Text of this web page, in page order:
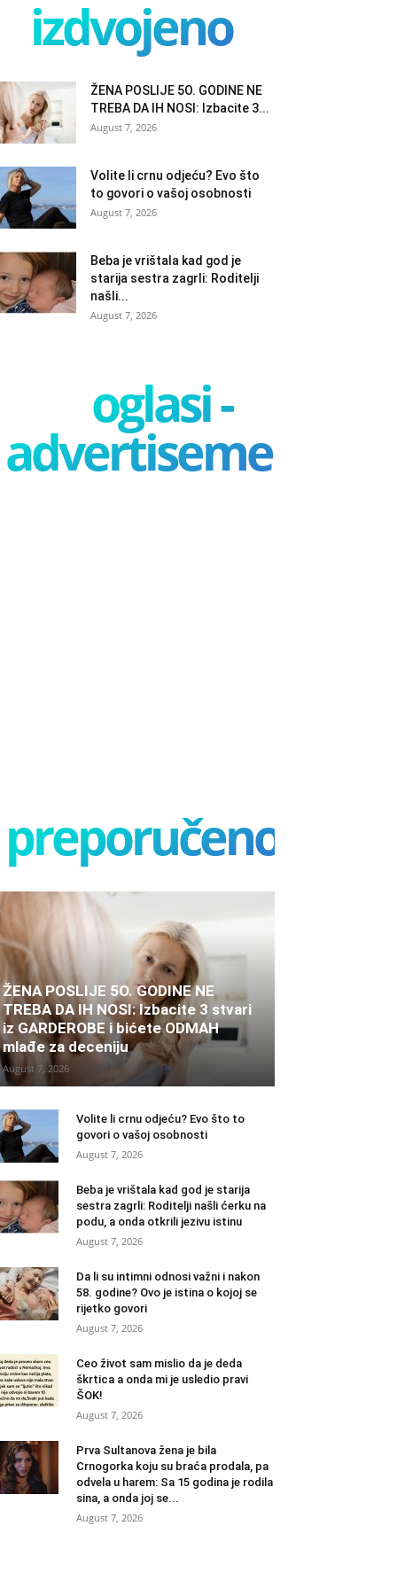
izdvojeno
ŽENA POSLIJE 5O. GODINE NE
TREBA DA IH NOSI: Izbacite 3...
August 7, 2026
Volite li crnu odjeću? Evo što
to govori o vašoj osobnosti
August 7, 2026
Beba je vrištala kad god je
starija sestra zagrli: Roditelji
našli...
August 7, 2026
oglasi -
advertisement
preporučeno
ŽENA POSLIJE 5O. GODINE NE
TREBA DA IH NOSI: Izbacite 3 stvari
iz GARDEROBE i bićete ODMAH
mlađe za deceniju
August 7, 2026
Volite li crnu odjeću? Evo što to
govori o vašoj osobnosti
August 7, 2026
Beba je vrištala kad god je starija
sestra zagrli: Roditelji našli ćerku na
podu, a onda otkrili jezivu istinu
August 7, 2026
Da li su intimni odnosi važni i nakon
58. godine? Ovo je istina o kojoj se
rijetko govori
August 7, 2026
Ceo život sam mislio da je deda
škrtica a onda mi je usledio pravi
ŠOK!
August 7, 2026
Prva Sultanova žena je bila
Crnogorka koju su braća prodala, pa
odvela u harem: Sa 15 godina je rodila
sina, a onda joj se...
August 7, 2026